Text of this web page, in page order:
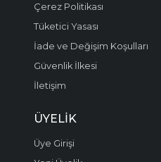
Çerez Politikası
Tüketici Yasası
İade ve Değişim Koşulları
Güvenlik İlkesi
İletişim
ÜYELIK
Üye Girişi